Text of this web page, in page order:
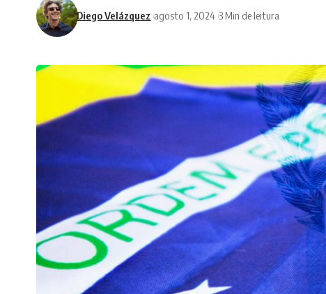
Diego Velázquez agosto 1, 2024 3 Min de leitura